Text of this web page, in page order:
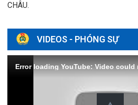
CHÂU.
VIDEOS - PHÓNG SỰ
Error loading YouTube: Video could